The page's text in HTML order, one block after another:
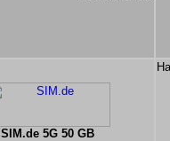
SIM.de 5G 50 GB